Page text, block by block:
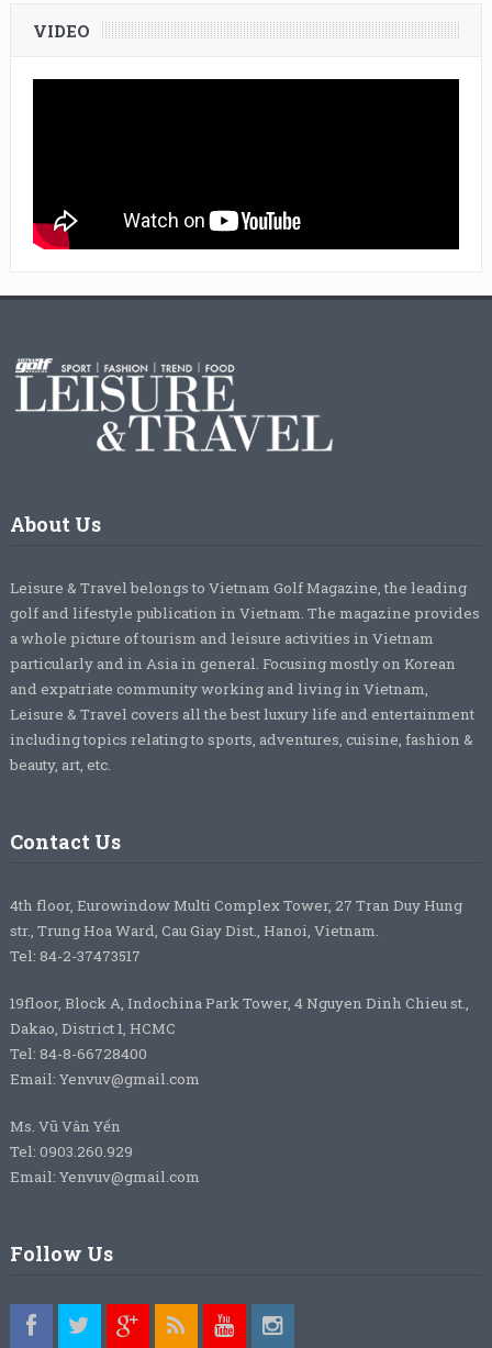
VIDEO
About Us
Leisure & Travel belongs to Vietnam Golf Magazine, the leading
golf and lifestyle publication in Vietnam. The magazine provides
a whole picture of tourism and leisure activities in Vietnam
particularly and in Asia in general. Focusing mostly on Korean
and expatriate community working and living in Vietnam,
Leisure & Travel covers all the best luxury life and entertainment
including topics relating to sports, adventures, cuisine, fashion &
beauty, art, etc.
Contact Us
4th floor, Eurowindow Multi Complex Tower, 27 Tran Duy Hung
str., Trung Hoa Ward, Cau Giay Dist., Hanoi, Vietnam.
Tel: 84-2-37473517
19floor, Block A, Indochina Park Tower, 4 Nguyen Dinh Chieu st.,
Dakao, District 1, HCMC
Tel: 84-8-66728400
Email: Yenvuv@gmail.com
Ms. Vũ Vân Yến
Tel: 0903.260.929
Email: Yenvuv@gmail.com
Follow Us